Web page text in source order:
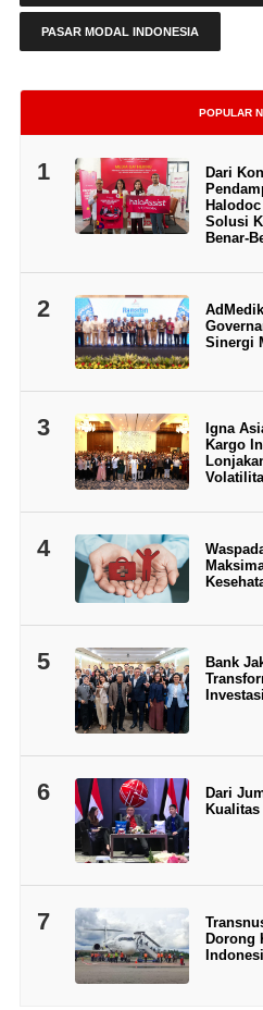
PASAR MODAL INDONESIA
POPULAR
1
Dari
Solusi
Benar-
2
Sinergi
3
Igna
Kargo
4
5
Bank
6
Dari
7
Dorong